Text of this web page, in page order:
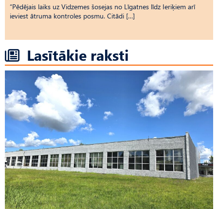
“Pēdējais laiks uz Vid­ze­mes šosejas no Līgatnes līdz Ieriķiem arī
ieviest ātruma kontroles posmu. Citādi […]
Lasītākie raksti